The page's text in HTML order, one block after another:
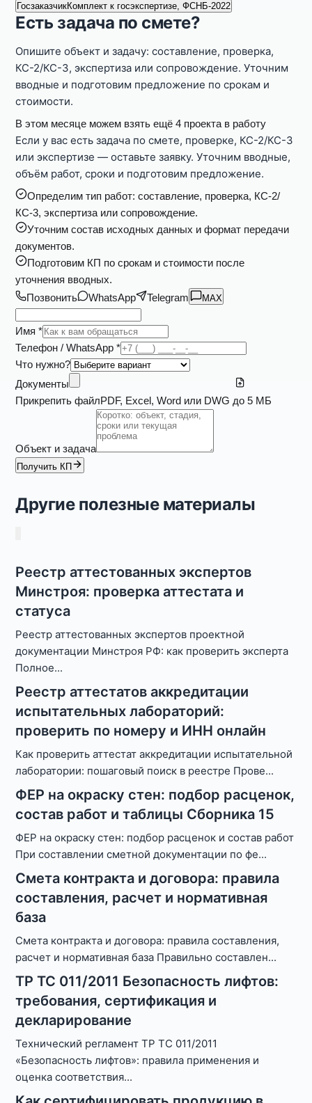
ГосзаказчикКомплект к госэкспертизе, ФСНБ-2022
Есть задача по смете?
Опишите объект и задачу: составление, проверка,
КС-2/КС-3, экспертиза или сопровождение. Уточним
вводные и подготовим предложение по срокам и
стоимости.
В этом месяце можем взять ещё 4 проекта в работу
Если у вас есть задача по смете, проверке, КС-2/КС-3
или экспертизе — оставьте заявку. Уточним вводные,
объём работ, сроки и подготовим предложение.
Определим тип работ: составление, проверка, КС-2/
КС-3, экспертиза или сопровождение.
Уточним состав исходных данных и формат передачи
документов.
Подготовим КП по срокам и стоимости после
уточнения вводных.
Позвонить
WhatsApp Telegram MAX
Имя *
Телефон / WhatsApp *
Что нужно?
Документы
Прикрепить файлPDF, Excel, Word или DWG до 5 МБ
Объект и задача
Получить КП
Другие полезные материалы
Реестр аттестованных экспертов
Минстроя: проверка аттестата и
статуса
Реестр аттестованных экспертов проектной
документации Минстроя РФ: как проверить эксперта
Полное...
Реестр аттестатов аккредитации
испытательных лабораторий:
проверить по номеру и ИНН онлайн
Как проверить аттестат аккредитации испытательной
лаборатории: пошаговый поиск в реестре Прове...
ФЕР на окраску стен: подбор расценок,
состав работ и таблицы Сборника 15
ФЕР на окраску стен: подбор расценок и состав работ
При составлении сметной документации по фе...
Смета контракта и договора: правила
составления, расчет и нормативная
база
Смета контракта и договора: правила составления,
расчет и нормативная база Правильно составлен...
ТР ТС 011/2011 Безопасность лифтов:
требования, сертификация и
декларирование
Технический регламент ТР ТС 011/2011
«Безопасность лифтов»: правила применения и
оценка соответствия...